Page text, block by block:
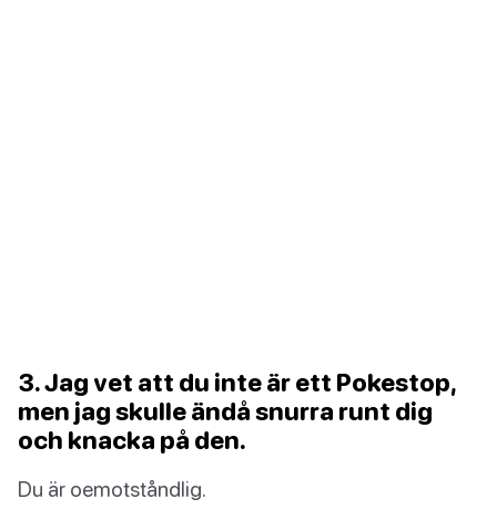
3. Jag vet att du inte är ett Pokestop,
men jag skulle ändå snurra runt dig
och knacka på den.
Du är oemotståndlig.